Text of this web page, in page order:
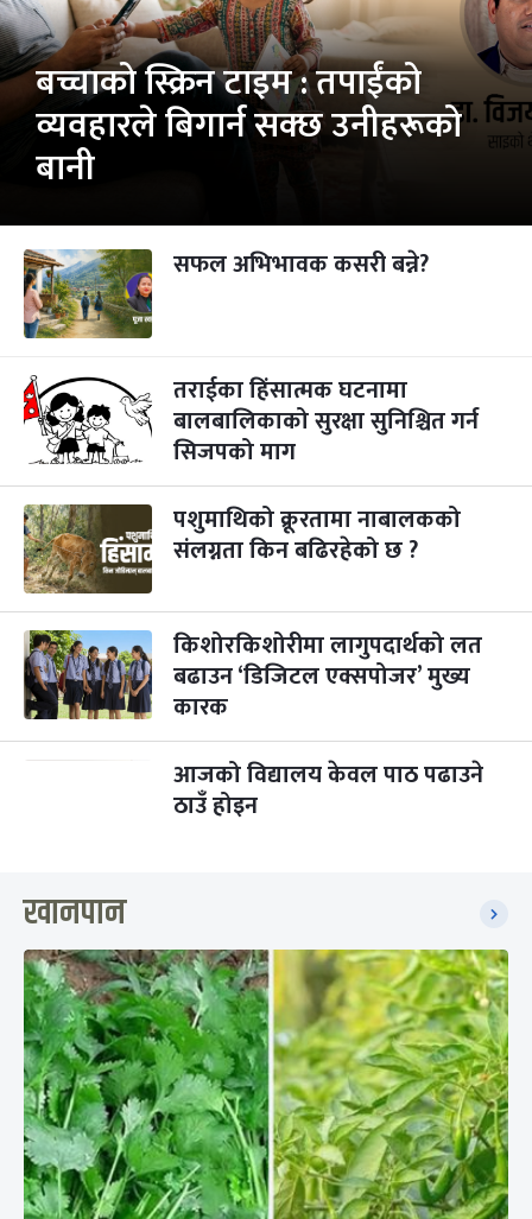
बच्चाको स्क्रिन टाइम : तपाईंको
व्यवहारले बिगार्न सक्छ उनीहरूको
बानी
सफल अभिभावक कसरी बन्ने?
तराईका हिंसात्मक घटनामा
बालबालिकाको सुरक्षा सुनिश्चित गर्न
सिजपको माग
पशुमाथिको क्रूरतामा नाबालकको
संलग्नता किन बढिरहेको छ ?
किशोरकिशोरीमा लागुपदार्थको लत
बढाउन ‘डिजिटल एक्सपोजर’ मुख्य
कारक
आजको विद्यालय केवल पाठ पढाउने
ठाउँ होइन
खानपान